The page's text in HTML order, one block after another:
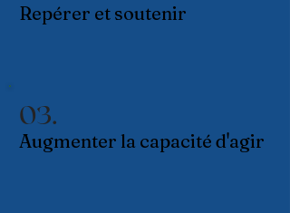
Repérer et soutenir
03.
Augmenter la capacité d'agir